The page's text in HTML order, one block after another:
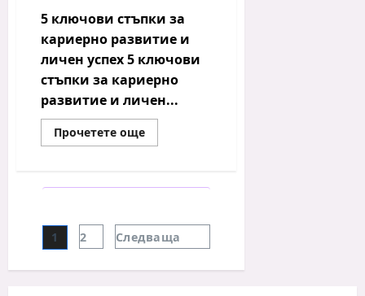
5 ключови стъпки за
кариерно развитие и
личен успех 5 ключови
стъпки за кариерно
развитие и личен...
Прочетете ощеRead
more
стъпки
развитие
и
личен
Разделяне
на
публикациите
1 2 Следваща